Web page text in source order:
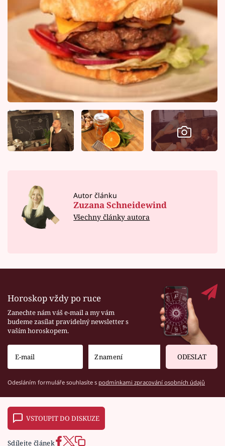
Autor článku
Zuzana Schneidewind
Všechny články autora
Horoskop vždy po ruce
Zanechte nám váš e-mail a my vám
budeme zasílat pravidelný newsletter s
vaším horoskopem.
ODESLAT
Odesláním formuláře souhlasíte s podmínkami zpracování osobních údajů
VSTOUPIT DO DISKUZE
Sdílejte článek